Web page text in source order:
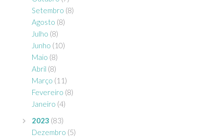
Setembro (8)
Agosto (8)
Julho (8)
Junho (10)
Maio (8)
Abril (8)
Março (11)
Fevereiro (8)
Janeiro (4)
2023 (83)
Dezembro (5)